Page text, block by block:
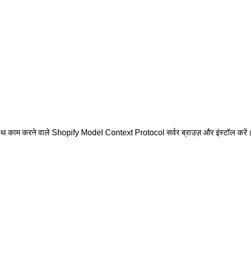
करने वाले Shopify Model Context Protocol सर्वर ब्राउज़ और इंस्टॉल करें।